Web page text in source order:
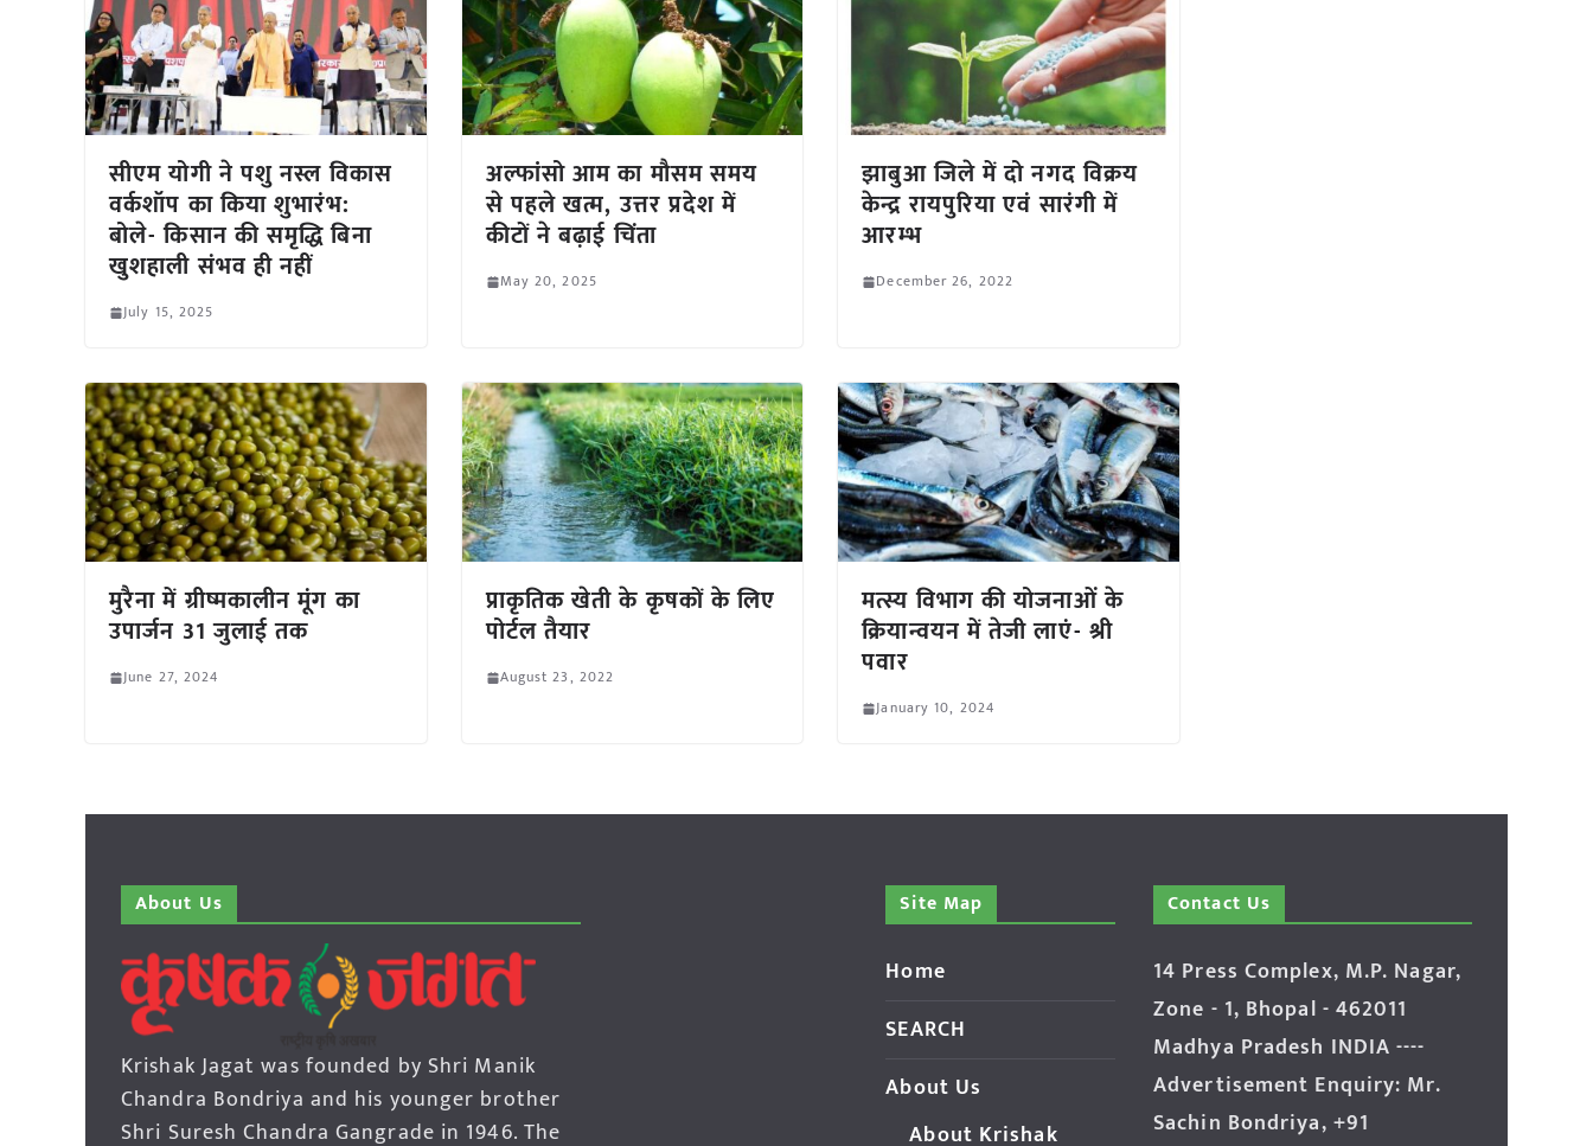
सीएम योगी ने पशु नस्ल विकास
वर्कशॉप का किया शुभारंभ:
बोले- किसान की समृद्धि बिना
खुशहाली संभव ही नहीं
July 15, 2025
अल्फांसो आम का मौसम समय
से पहले खत्म, उत्तर प्रदेश में
कीटों ने बढ़ाई चिंता
May 20, 2025
झाबुआ जिले में दो नगद विक्रय
केन्द्र रायपुरिया एवं सारंगी में
आरम्भ
December 26, 2022
मुरैना में ग्रीष्मकालीन मूंग का
उपार्जन 31 जुलाई तक
June 27, 2024
प्राकृतिक खेती के कृषकों के लिए
पोर्टल तैयार
August 23, 2022
मत्स्य विभाग की योजनाओं के
क्रियान्वयन में तेजी लाएं- श्री
पवार
January 10, 2024
About Us
Krishak Jagat was founded by Shri Manik
Chandra Bondriya and his younger brother
Shri Suresh Chandra Gangrade in 1946. The
Site Map
Home
SEARCH
About Us
About Krishak
Contact Us
14 Press Complex, M.P. Nagar,
Zone - 1, Bhopal - 462011
Madhya Pradesh INDIA ----
Advertisement Enquiry: Mr.
Sachin Bondriya, +91